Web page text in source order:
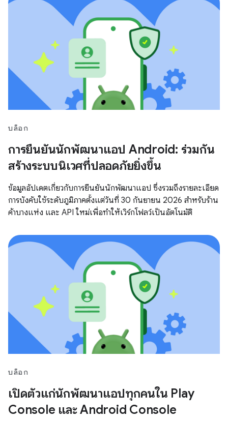
บล็อก
การยืนยันนักพัฒนาแอป Android: ร่วมกัน
สร้างระบบนิเวศที่ปลอดภัยยิ่งขึ้น
ข้อมูลอัปเดตเกี่ยวกับการยืนยันนักพัฒนาแอป ซึ่งรวมถึงรายละเอียด
การบังคับใช้ระดับภูมิภาคตั้งแต่วันที่ 30 กันยายน 2026 สำหรับร้าน
ค้าบางแห่ง และ API ใหม่เพื่อทำให้เวิร์กโฟลว์เป็นอัตโนมัติ
บล็อก
เปิดตัวแก่นักพัฒนาแอปทุกคนใน Play
Console และ Android Console